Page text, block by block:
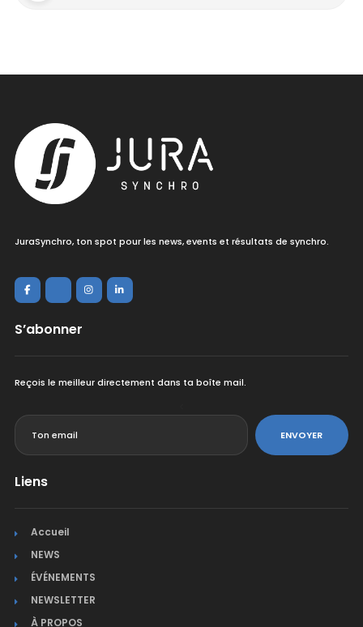
JuraSynchro, ton spot pour les news, events et résultats de synchro.
S’abonner
Reçois le meilleur directement dans ta boîte mail.
ENVOYER
Liens
Accueil
NEWS
ÉVÉNEMENTS
NEWSLETTER
À PROPOS